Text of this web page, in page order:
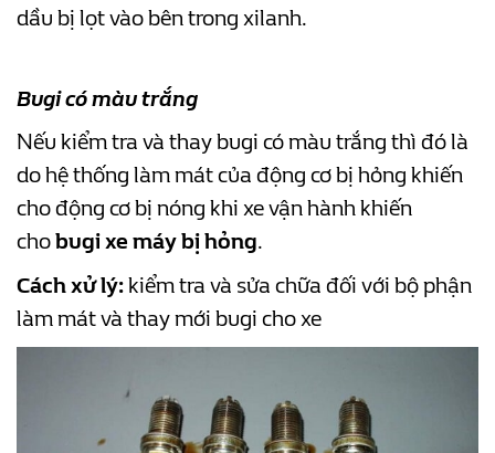
dầu bị lọt vào bên trong xilanh.
Bugi có màu trắng
Nếu kiểm tra và thay bugi có màu trắng thì đó là
do hệ thống làm mát của động cơ bị hỏng khiến
cho động cơ bị nóng khi xe vận hành khiến
chobugi xe máy bị hỏng.
Cách xử lý:kiểm tra và sửa chữa đối với bộ phận
làm mát và thay mới bugi cho xe